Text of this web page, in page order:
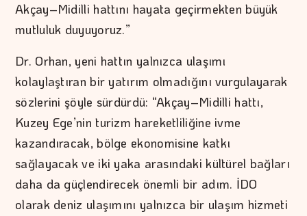
Akçay–Midilli hattını hayata geçirmekten büyük
mutluluk duyuyoruz.”
Dr. Orhan, yeni hattın yalnızca ulaşımı
kolaylaştıran bir yatırım olmadığını vurgulayarak
sözlerini şöyle sürdürdü: “Akçay–Midilli hattı,
Kuzey Ege’nin turizm hareketliliğine ivme
kazandıracak, bölge ekonomisine katkı
sağlayacak ve iki yaka arasındaki kültürel bağları
daha da güçlendirecek önemli bir adım. İDO
olarak deniz ulaşımını yalnızca bir ulaşım hizmeti